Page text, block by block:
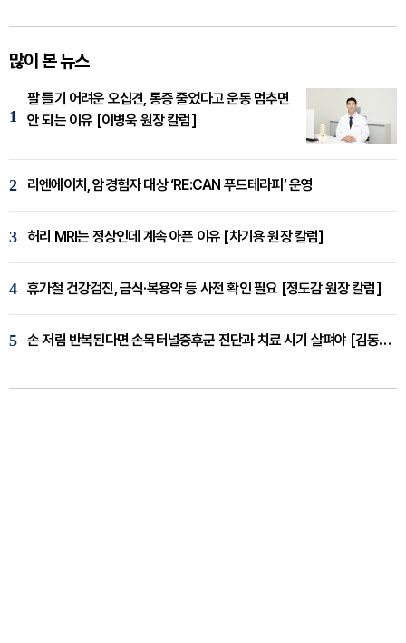
많이 본 뉴스
1
팔 들기 어려운 오십견, 통증 줄었다고 운동 멈추면
안 되는 이유 [이병욱 원장 칼럼]
2 리엔에이치, 암경험자 대상 ‘RE:CAN 푸드테라피’ 운영
3 허리 MRI는 정상인데 계속 아픈 이유 [차기용 원장 칼럼]
4 휴가철 건강검진, 금식·복용약 등 사전 확인 필요 [정도감 원장 칼럼]
5 손 저림 반복된다면 손목터널증후군 진단과 치료 시기 살펴야 [김동현 원장 칼럼]